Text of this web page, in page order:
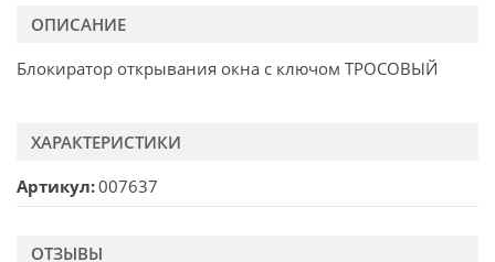
ОПИСАНИЕ
Блокиратор открывания окна с ключом ТРОСОВЫЙ
ХАРАКТЕРИСТИКИ
Артикул 007637
ОТЗЫВЫ